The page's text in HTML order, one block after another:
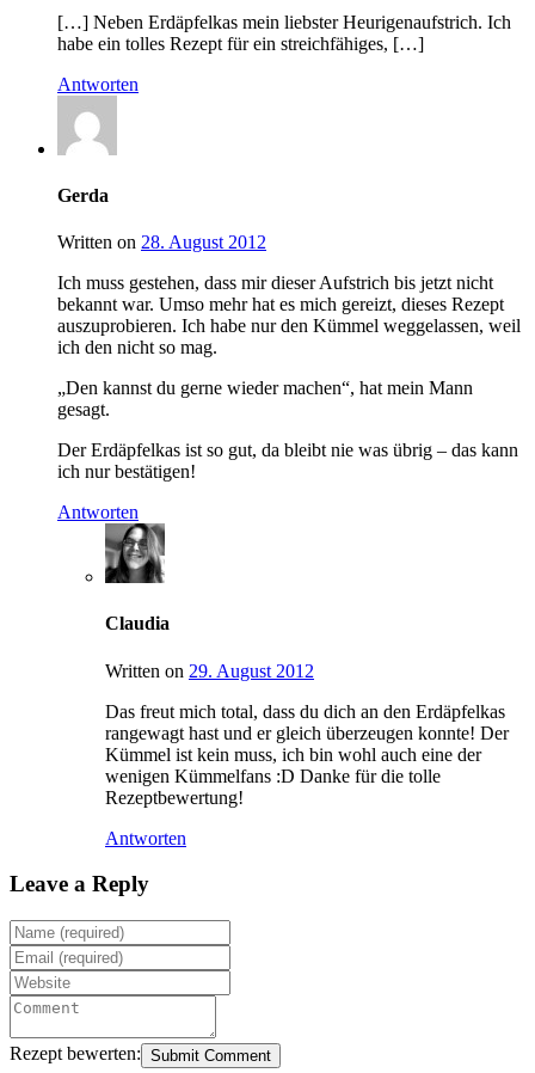
[…] Neben Erdäpfelkas mein liebster Heurigenaufstrich. Ich
habe ein tolles Rezept für ein streichfähiges, […]
Antworten
Gerda
Written on 28. August 2012
Ich muss gestehen, dass mir dieser Aufstrich bis jetzt nicht
bekannt war. Umso mehr hat es mich gereizt, dieses Rezept
auszuprobieren. Ich habe nur den Kümmel weggelassen, weil
ich den nicht so mag.
„Den kannst du gerne wieder machen“, hat mein Mann
gesagt.
Der Erdäpfelkas ist so gut, da bleibt nie was übrig – das kann
ich nur bestätigen!
Antworten
Claudia
Written on 29. August 2012
Das freut mich total, dass du dich an den Erdäpfelkas
rangewagt hast und er gleich überzeugen konnte! Der
Kümmel ist kein muss, ich bin wohl auch eine der
wenigen Kümmelfans :D Danke für die tolle
Rezeptbewertung!
Antworten
Leave a Reply
Submit Comment
Rezept bewerten: